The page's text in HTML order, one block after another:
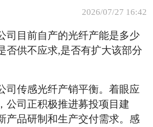
2026/07/27 16:42
司目前自产的光纤产能是多少
否供不应求,是否有扩大该部分
司传感光纤产销平衡。着眼应
公司正积极推进募投项目建
产品研制和生产交付需求。感